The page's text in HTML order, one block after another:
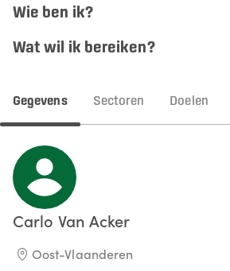
Wie ben ik?
Wat wil ik bereiken?
Gegevens Sectoren Doelen
Carlo Van Acker
Oost-Vlaanderen